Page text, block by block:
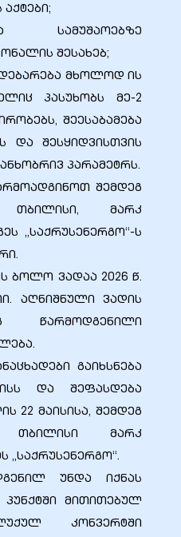
სამუშაოებზე
შესახებ;
მხოლოდ ის
პასუხობს მე-2
შეესაბამება
და შესყიდვისთვის
პარამეტრს.
შემდეგ
თბილისი, მარკ
„საქრუსენერგო“-ს
ბოლო ვადაა 2026 წ.
აღნიშნული ვადის
წარმოდგენილი
გაიხსნება
და შეფასდება
22 მაისისა, შემდეგ
თბილისი მარკ
„საქრუსენერგო“.
უნდა იქნას
მითითებულ
კონვერტში